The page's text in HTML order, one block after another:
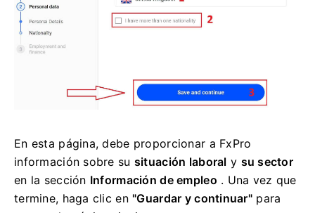
En esta página, debe proporcionar a FxPro
información sobre su situación laboral y su sector
en la sección Información de empleo . Una vez que
termine, haga clic en "Guardar y continuar" para